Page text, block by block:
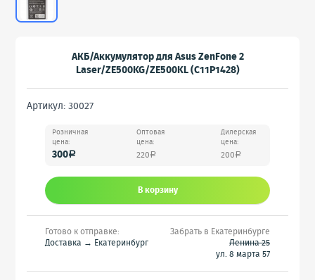
АКБ/Аккумулятор для Asus ZenFone 2
Laser/ZE500KG/ZE500KL (C11P1428)
Артикул: 30027
Розничная
цена:
300a
Оптовая
цена:
220 a
Дилерская
цена:
200 a
В корзину
Готово к отправке:
Доставка → Екатеринбург
Забрать в Екатеринбурге
Ленина 25
ул. 8 марта 57